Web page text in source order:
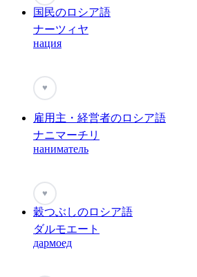
国民のロシア語
ナーツィヤ
нация
♥
雇用主・経営者のロシア語
ナニマーチリ
наниматель
♥
穀つぶしのロシア語
ダルモエート
дармоед